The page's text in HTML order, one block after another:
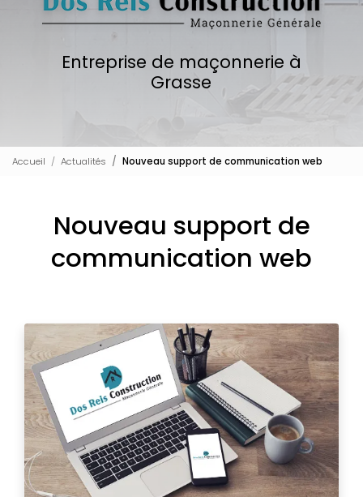
Entreprise de maçonnerie à
Grasse
Accueil Actualités Nouveau support de communication web
Nouveau support de
communication web